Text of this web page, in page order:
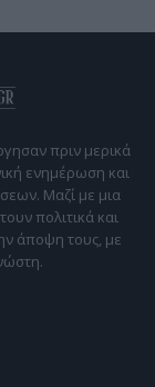
πριν μερικά
ενημέρωση και
Μαζί με μια
πολιτικά και
άποψη τους, με